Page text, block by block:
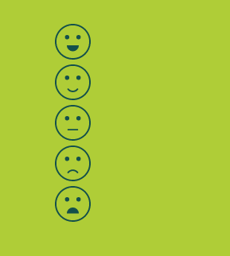
Bewertung auswählen